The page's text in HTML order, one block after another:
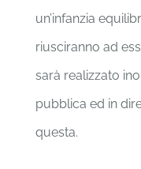
un’infanzia
riusciranno ad
sarà realizzato
pubblica ed in
questa.